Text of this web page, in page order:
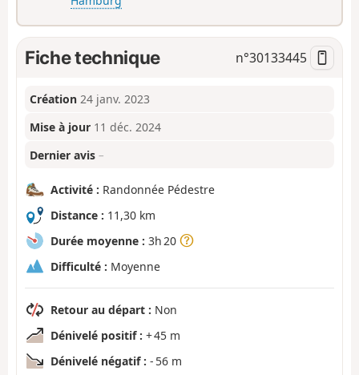
Fiche technique n°30133445
Création 24 janv. 2023
Mise à jour 11 déc. 2024
Dernier avis –
Activité : Randonnée Pédestre
Distance : 11,30 km
Durée moyenne : 3h 20
Difficulté : Moyenne
Retour au départ : Non
Dénivelé positif : + 45 m
Dénivelé négatif : - 56 m